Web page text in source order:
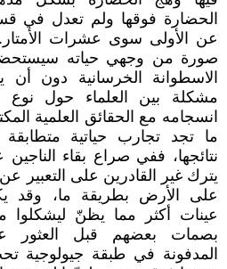
الحضارة فوقها ولم تعدل في
عن الأولى سوى عشرات الأمتار.
صورة من وجهي حياته
الاسطوانة الخرسانية دون
مشكلة بين العلماء حول نوع
انسجامه مع الحقائق العلمية
ما تجد تجارب حياتية
نتائجها، ففي صراع بقاء
يترك غير القادرين على التعبير
على الأرض بطريقة ما، وقد
عينات أكثر مما يظنّ ليشكلوا
بصمات بعضهم قبل العثور
المدفونة في طبقة